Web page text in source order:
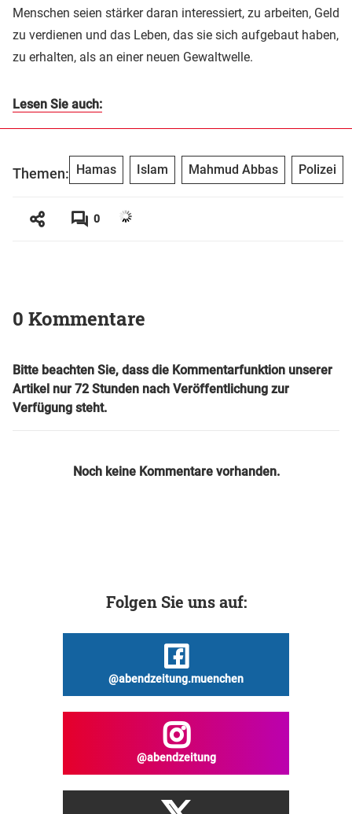
Menschen seien stärker daran interessiert, zu arbeiten, Geld
zu verdienen und das Leben, das sie sich aufgebaut haben,
zu erhalten, als an einer neuen Gewaltwelle.
Lesen Sie auch:
Themen: Hamas Islam Mahmud Abbas Polizei
0
0 Kommentare
Bitte beachten Sie, dass die Kommentarfunktion unserer
Artikel nur 72 Stunden nach Veröffentlichung zur
Verfügung steht.
Noch keine Kommentare vorhanden.
Folgen Sie uns auf:
@abendzeitung.muenchen
@abendzeitung